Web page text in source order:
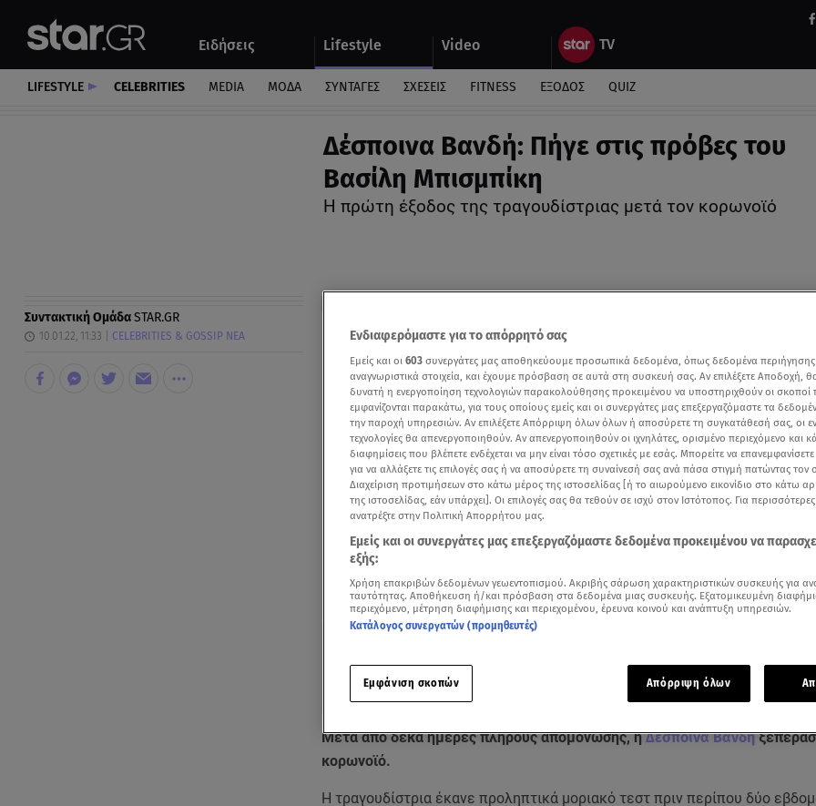
Ειδήσεις Lifestyle Video
Αυτοκίνητο
LIFESTYLE CELEBRITIES MEDIA ΜΟΔΑ ΣΥΝΤΑΓΕΣ ΣΧΕΣΕΙΣ FITNESS ΕΞΟΔΟΣ QUIZ
Δέσποινα Βανδή: Πήγε στις πρόβες του
Βασίλη Μπισμπίκη
Η πρώτη έξοδος της τραγουδίστριας μετά τον κορωνοϊό
Συντακτική ΟμάδαSTAR.GR
10.01.22, 11:33 CELEBRITIES & GOSSIP ΝΕΑ
Add star.gr on Google
Μετά από δέκα ημέρες πλήρους απομόνωσης, ηΔέσποινα Βανδή
κορωνοϊό.
Η τραγουδίστρια έκανε προληπτικά μοριακό τεστ πριν περίπου δύο
Ενδιαφερόμαστε για το απόρρητό σας
Εμείς και οι 603 συνεργάτες μας αποθηκεύουμε προσωπικά δεδομένα, όπως δεδομένα
αναγνωριστικά στοιχεία, και έχουμε πρόσβαση σε αυτά στη συσκευή σας. Αν επιλέξετε Αποδοχή,
δυνατή η ενεργοποίηση τεχνολογιών παρακολούθησης προκειμένου να υποστηριχθούν οι σκοποί
εμφανίζονται παρακάτω, για τους οποίους εμείς και οι συνεργάτες μας επεξεργαζόμαστε τα
την παροχή υπηρεσιών. Αν επιλέξετε Απόρριψη όλων όλων ή αποσύρετε τη συγκατάθεσή σας, οι
τεχνολογίες θα απενεργοποιηθούν. Αν απενεργοποιηθούν οι ιχνηλάτες, ορισμένο περιεχόμενο και
διαφημίσεις που βλέπετε ενδέχεται να μην είναι τόσο σχετικές με εσάς. Μπορείτε να
για να αλλάξετε τις επιλογές σας ή να αποσύρετε τη συναίνεσή σας ανά πάσα στιγμή πατώντας τον
Διαχείριση προτιμήσεων στο κάτω μέρος της ιστοσελίδας [ή το αιωρούμενο εικονίδιο στο κάτω
της ιστοσελίδας, εάν υπάρχει]. Οι επιλογές σας θα τεθούν σε ισχύ στον Ιστότοπος. Για
ανατρέξτε στην Πολιτική Απορρήτου μας.
Εμείς και οι συνεργάτες μας επεξεργαζόμαστε δεδομένα προκειμένου να
εξής:
Χρήση επακριβών δεδομένων γεωεντοπισμού. Ακριβής σάρωση χαρακτηριστικών συσκευής για
ταυτότητας. Αποθήκευση ή/και πρόσβαση στα δεδομένα μιας συσκευής. Εξατομικευμένη
περιεχόμενο, μέτρηση διαφήμισης και περιεχομένου, έρευνα κοινού και ανάπτυξη υπηρεσιών.
Κατάλογος συνεργατών (προμηθευτές)
Εμφάνιση σκοπών Απόρριψη όλων